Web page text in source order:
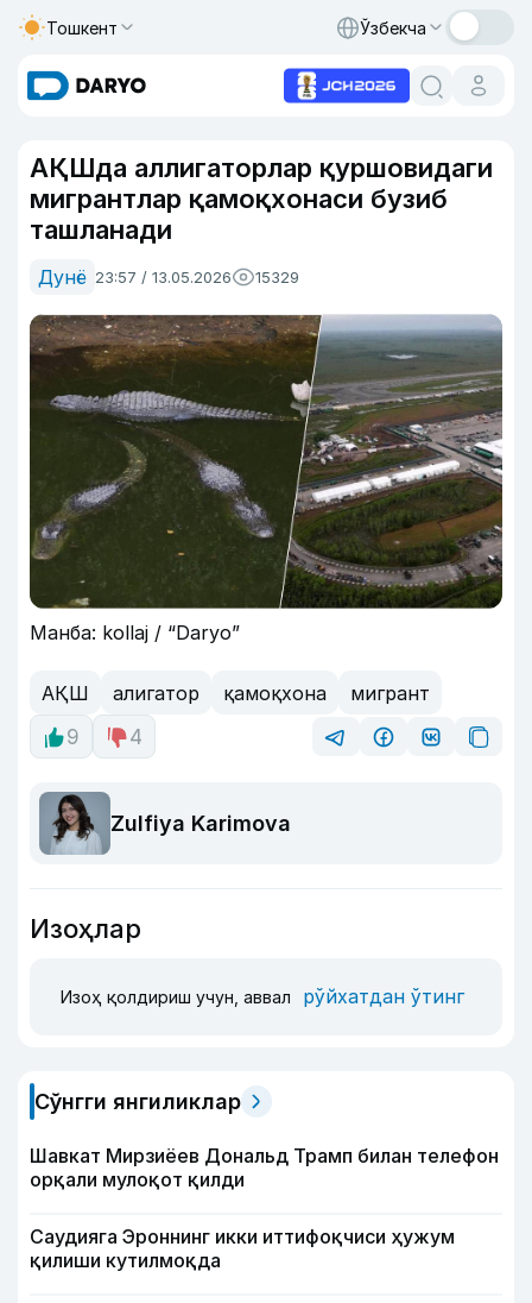
Тошкент Ўзбекча
АҚШда аллигаторлар қуршовидаги
мигрантлар қамоқхонаси бузиб
ташланади
Дунё 23:57 / 13.05.2026 15329
Манба: kollaj / “Daryo”
АҚШ алигатор қамоқхона
мигрант
9
4
Zulfiya Karimova
Изоҳлар
Изоҳ қолдириш учун, аввал рўйхатдан ўтинг
Сўнгги янгиликлар
Шавкат Мирзиёев Дональд Трамп билан телефон
орқали мулоқот қилди
Саудияга Эроннинг икки иттифоқчиси ҳужум
қилиши кутилмоқда